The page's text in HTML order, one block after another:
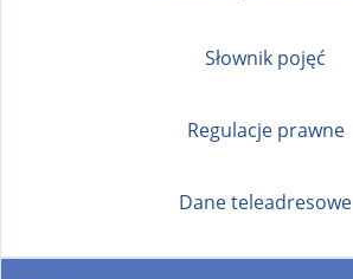
Słownik pojęć
Regulacje prawne
Dane teleadresowe